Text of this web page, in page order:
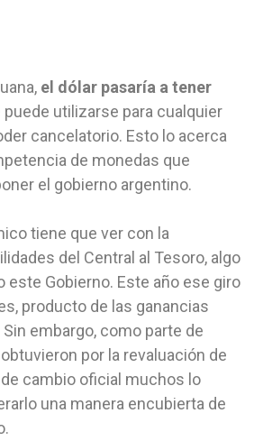
el dólar pasaría a tener
puede utilizarse para cualquier
cancelatorio. Esto lo acerca
de monedas que
el gobierno argentino.
tiene que ver con la
del Central al Tesoro, algo
este Gobierno. Este año ese giro
producto de las ganancias
embargo, como parte de
por la revaluación de
cambio oficial muchos lo
una manera encubierta de